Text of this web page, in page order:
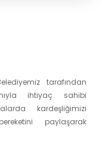
tarafından
ihtiyaç sahibi
kardeşliğimizi
paylaşarak